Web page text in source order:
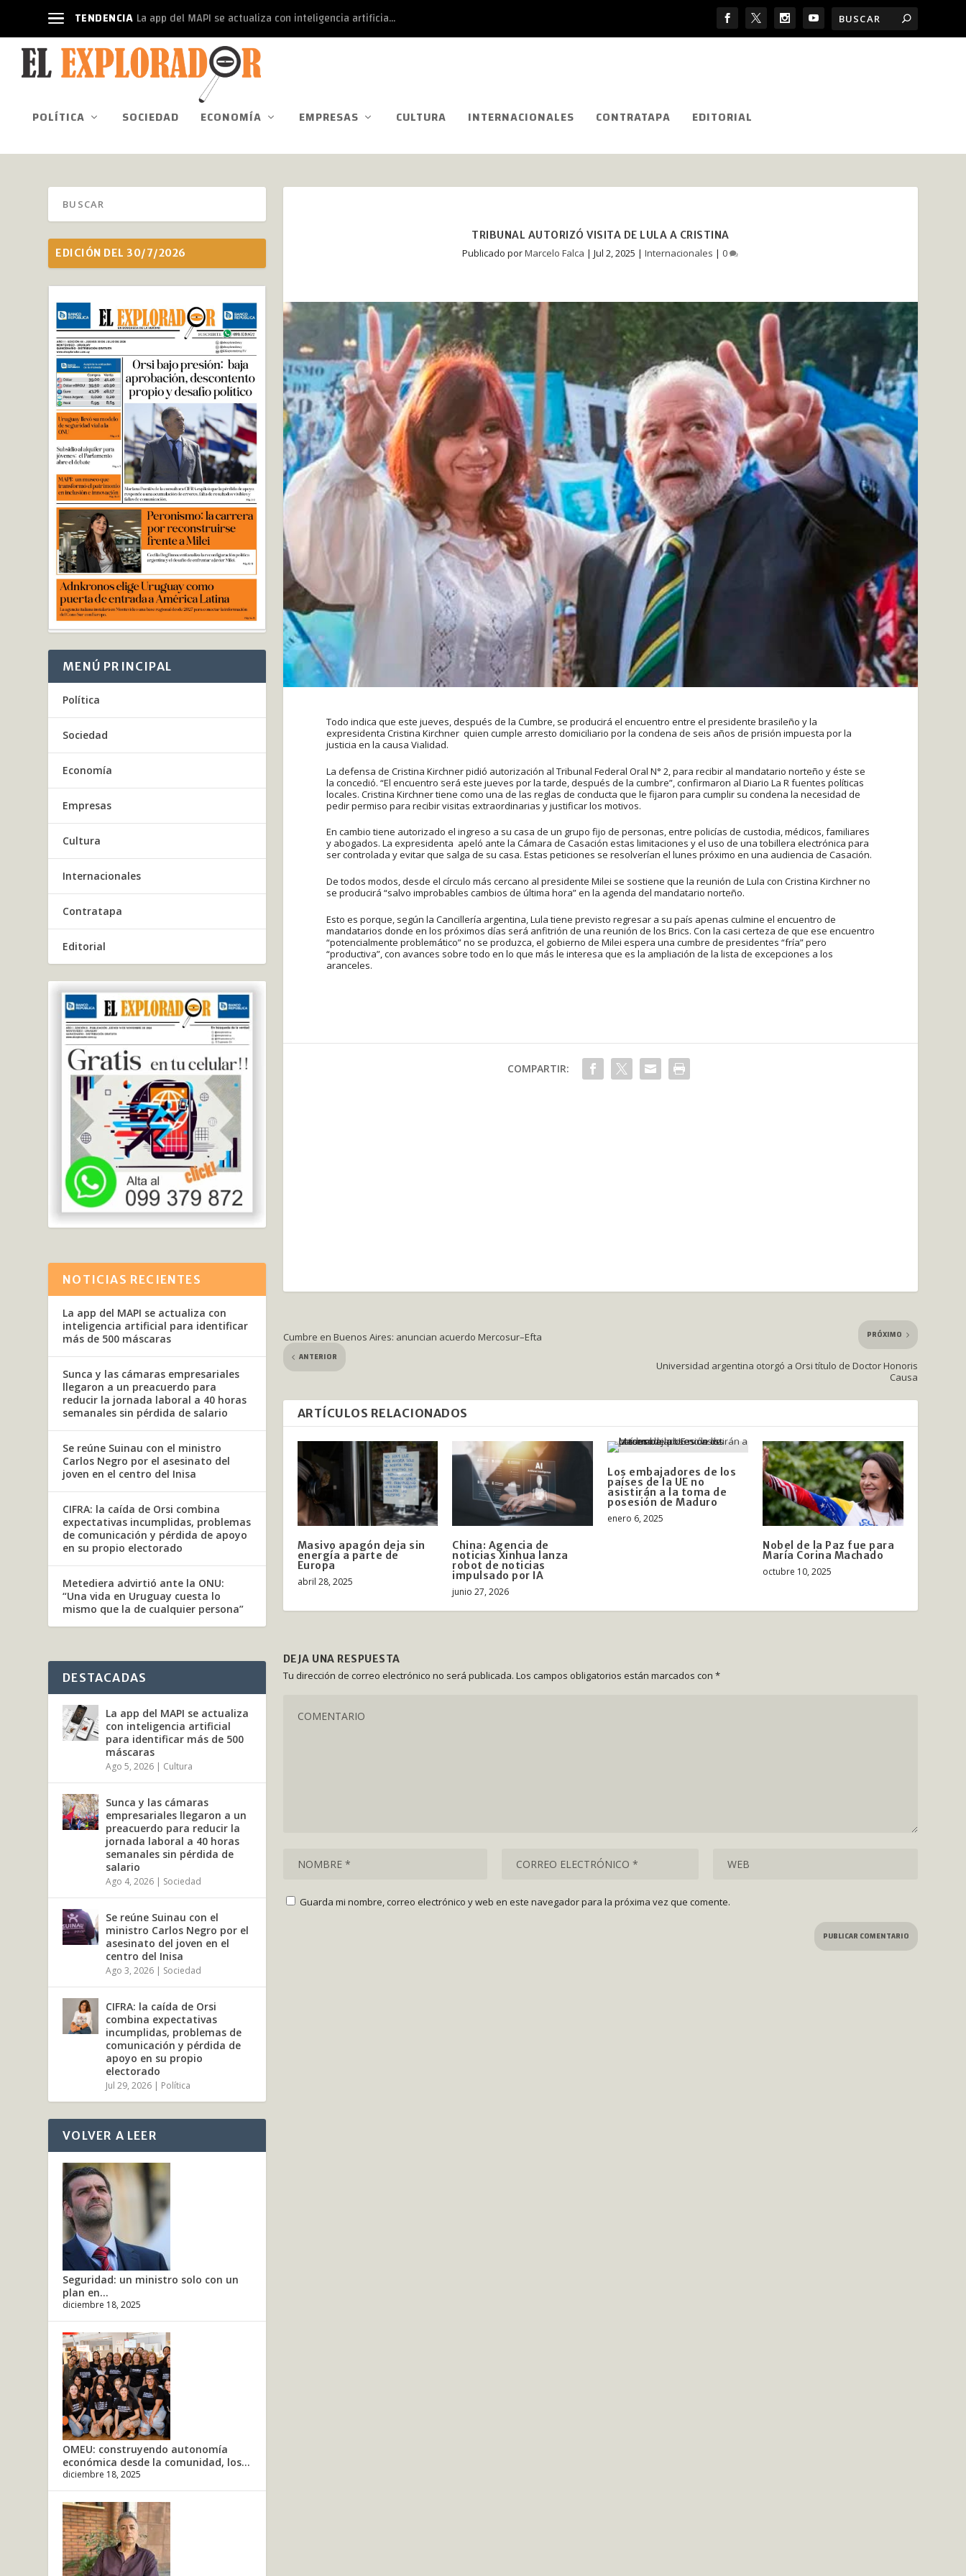
TENDENCIA La app del MAPI se actualiza con inteligencia artificia...
POLÍTICA SOCIEDAD ECONOMÍA EMPRESAS CULTURA INTERNACIONALES CONTRATAPA EDITORIAL
TRIBUNAL AUTORIZÓ VISITA DE LULA A CRISTINA
Publicado porMarcelo Falca |Jul 2, 2025 |Internacionales |0
Todo indica que este jueves, después de la Cumbre, se producirá el encuentro entre el presidente brasileño y la
expresidenta Cristina Kirchner quien cumple arresto domiciliario por la condena de seis años de prisión impuesta por la
justicia en la causa Vialidad.
La defensa de Cristina Kirchner pidió autorización al Tribunal Federal Oral N° 2, para recibir al mandatario norteño y éste se
la concedió. “El encuentro será este jueves por la tarde, después de la cumbre”, confirmaron al Diario La R fuentes políticas
locales. Cristina Kirchner tiene como una de las reglas de conducta que le fijaron para cumplir su condena la necesidad de
pedir permiso para recibir visitas extraordinarias y justificar los motivos.
En cambio tiene autorizado el ingreso a su casa de un grupo fijo de personas, entre policías de custodia, médicos, familiares
y abogados. La expresidenta apeló ante la Cámara de Casación estas limitaciones y el uso de una tobillera electrónica para
ser controlada y evitar que salga de su casa. Estas peticiones se resolverían el lunes próximo en una audiencia de Casación.
De todos modos, desde el círculo más cercano al presidente Milei se sostiene que la reunión de Lula con Cristina Kirchner no
se producirá “salvo improbables cambios de última hora” en la agenda del mandatario norteño.
Esto es porque, según la Cancillería argentina, Lula tiene previsto regresar a su país apenas culmine el encuentro de
mandatarios donde en los próximos días será anfitrión de una reunión de los Brics. Con la casi certeza de que ese encuentro
“potencialmente problemático” no se produzca, el gobierno de Milei espera una cumbre de presidentes “fría” pero
“productiva”, con avances sobre todo en lo que más le interesa que es la ampliación de la lista de excepciones a los
aranceles.
COMPARTIR:
Cumbre en Buenos Aires: anuncian acuerdo Mercosur–Efta
ANTERIOR
PRÓXIMO
Universidad argentina otorgó a Orsi título de Doctor Honoris
Causa
ARTÍCULOS RELACIONADOS
Masivo apagón deja sin
energía a parte de
Europa
abril 28, 2025
China: Agencia de
noticias Xinhua lanza
robot de noticias
impulsado por IA
junio 27, 2026
Los embajadores de los
países de la UE no
asistirán a la toma de
posesión de Maduro
enero 6, 2025
Nobel de la Paz fue para
María Corina Machado
octubre 10, 2025
DEJA UNA RESPUESTA
Tu dirección de correo electrónico no será publicada. Los campos obligatorios están marcados con *
Guarda mi nombre, correo electrónico y web en este navegador para la próxima vez que comente.
EDICIÓN DEL 30/7/2026
MENÚ PRINCIPAL
Política
Sociedad
Economía
Empresas
Cultura
Internacionales
Contratapa
Editorial
NOTICIAS RECIENTES
La app del MAPI se actualiza con
inteligencia artificial para identificar
más de 500 máscaras
Sunca y las cámaras empresariales
llegaron a un preacuerdo para
reducir la jornada laboral a 40 horas
semanales sin pérdida de salario
Se reúne Suinau con el ministro
Carlos Negro por el asesinato del
joven en el centro del Inisa
CIFRA: la caída de Orsi combina
expectativas incumplidas, problemas
de comunicación y pérdida de apoyo
en su propio electorado
Metediera advirtió ante la ONU:
“Una vida en Uruguay cuesta lo
mismo que la de cualquier persona”
DESTACADAS
La app del MAPI se actualiza
con inteligencia artificial
para identificar más de 500
máscaras
Ago 5, 2026 | Cultura
Sunca y las cámaras
empresariales llegaron a un
preacuerdo para reducir la
jornada laboral a 40 horas
semanales sin pérdida de
salario
Ago 4, 2026 | Sociedad
Se reúne Suinau con el
ministro Carlos Negro por el
asesinato del joven en el
centro del Inisa
Ago 3, 2026 | Sociedad
CIFRA: la caída de Orsi
combina expectativas
incumplidas, problemas de
comunicación y pérdida de
apoyo en su propio
electorado
Jul 29, 2026 | Política
VOLVER A LEER
Seguridad: un ministro solo con un
plan en...
diciembre 18, 2025
OMEU: construyendo autonomía
económica desde la comunidad, los...
diciembre 18, 2025